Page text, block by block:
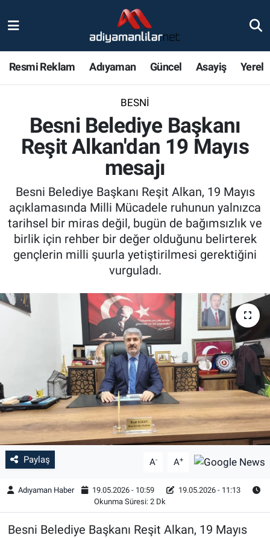
Resmi Reklam Adıyaman Güncel Asayiş Yerel
BESNI
Besni Belediye Başkanı
Reşit Alkan'dan 19 Mayıs
mesajı
Besni Belediye Başkanı Reşit Alkan, 19 Mayıs
açıklamasında Milli Mücadele ruhunun yalnızca
tarihsel bir miras değil, bugün de bağımsızlık ve
birlik için rehber bir değer olduğunu belirterek
gençlerin milli şuurla yetiştirilmesi gerektiğini
vurguladı.
Paylaş A- A+
Adıyaman Haber 19.05.2026 - 10:59
19.05.2026 - 11:13
Okunma Süresi: 2 Dk
Besni Belediye Başkanı Reşit Alkan, 19 Mayıs
Magazin
Gündem
Asayiş
Sağlık
Özel Haber
Kültür Sanat
Eğitim
Ekonomi
Yaşam
Çevre
Şambayat Haber
Nöbetçi Eczaneler
Adiyaman Namaz Vakitleri
Trafik Durumu
Süper Lig Puan Durumu ve Fikstür
Tüm Manşetler
Son Dakika Haberleri
Haber Arşivi